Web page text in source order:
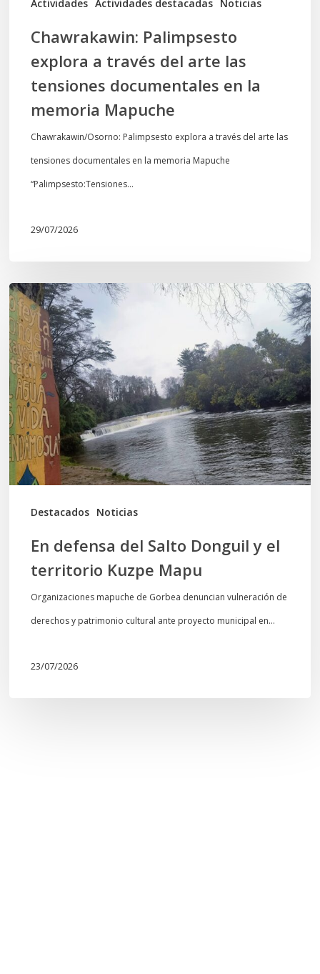
Actividades Actividades destacadas Noticias
memoria
Mapuche
Chawrakawin: Palimpsesto
explora a través del arte las
tensiones documentales en la
memoria Mapuche
Chawrakawin/Osorno: Palimpsesto explora a través del arte las
tensiones documentales en la memoria Mapuche
“Palimpsesto:Tensiones…
29/07/2026
Destacados Noticias
En
defensa
del
Salto
Donguil
y
el
territorio
Kuzpe
Mapu
En defensa del Salto Donguil y el
territorio Kuzpe Mapu
Organizaciones mapuche de Gorbea denuncian vulneración de
derechos y patrimonio cultural ante proyecto municipal en…
23/07/2026